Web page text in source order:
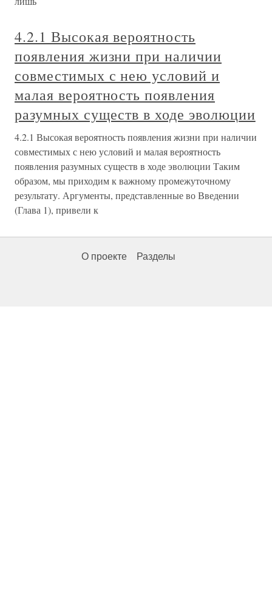
4.2.1 Высокая вероятность
появления жизни при наличии
совместимых с нею условий и
малая вероятность появления
разумных существ в ходе эволюции
4.2.1 Высокая вероятность появления жизни при наличии
совместимых с нею условий и малая вероятность
появления разумных существ в ходе эволюции Таким
образом, мы приходим к важному промежуточному
результату. Аргументы, представленные во Введении
(Глава 1), привели к
О проекте Разделы